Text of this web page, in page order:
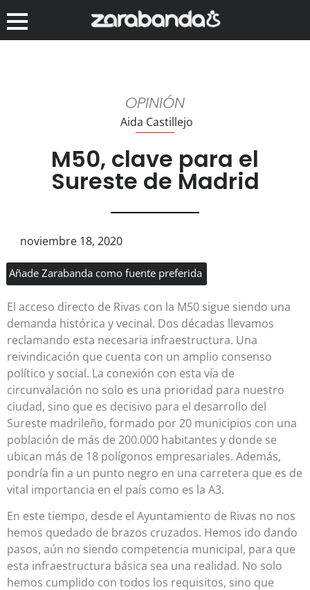
OPINIÓN
Aida Castillejo
M50, clave para el
Sureste de Madrid
noviembre 18, 2020
Añade Zarabanda como fuente preferida
El acceso directo de Rivas con la M50 sigue siendo una
demanda histórica y vecinal. Dos décadas llevamos
reclamando esta necesaria infraestructura. Una
reivindicación que cuenta con un amplio consenso
político y social. La conexión con esta vía de
circunvalación no solo es una prioridad para nuestro
ciudad, sino que es decisivo para el desarrollo del
Sureste madrileño, formado por 20 municipios con una
población de más de 200.000 habitantes y donde se
ubican más de 18 polígonos empresariales. Además,
pondría fin a un punto negro en una carretera que es de
vital importancia en el país como es la A3.
En este tiempo, desde el Ayuntamiento de Rivas no nos
hemos quedado de brazos cruzados. Hemos ido dando
pasos, aún no siendo competencia municipal, para que
esta infraestructura básica sea una realidad. No solo
hemos cumplido con todos los requisitos, sino que